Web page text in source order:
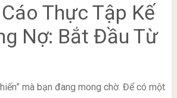
Thực Tập Kế
Nợ: Bắt Đầu Từ
mà bạn đang mong chờ. Để có một